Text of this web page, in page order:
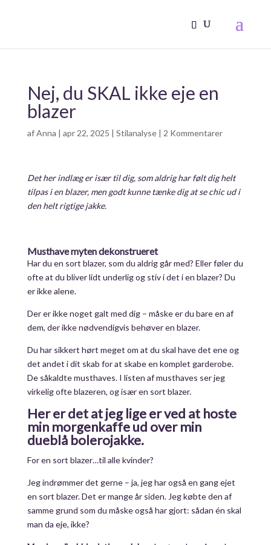
Nej, du SKAL ikke eje en
blazer
afAnna | apr 22, 2025 | Stilanalyse| 2 Kommentarer
Det her indlæg er især til dig, som aldrig har følt dig helt
tilpas i en blazer, men godt kunne tænke dig at se chic ud i
den helt rigtige jakke.
Musthave myten dekonstrueret
Har du en sort blazer, som du aldrig går med? Eller føler du
ofte at du bliver lidt underlig og stiv i det i en blazer? Du
er ikke alene.
Der er ikke noget galt med dig – måske er du bare en af
dem, der ikke nødvendigvis behøver en blazer.
Du har sikkert hørt meget om at du skal have det ene og
det andet i dit skab for at skabe en komplet garderobe.
De såkaldte musthaves. I listen af musthaves ser jeg
virkelig ofte blazeren, og især en sort blazer.
Her er det at jeg lige er ved at hoste
min morgenkaffe ud over min
dueblå bolerojakke.
For en sort blazer…til alle kvinder?
Jeg indrømmer det gerne – ja, jeg har også en gang ejet
en sort blazer. Det er mange år siden. Jeg købte den af
samme grund som du måske også har gjort: sådan én skal
man da eje, ikke?